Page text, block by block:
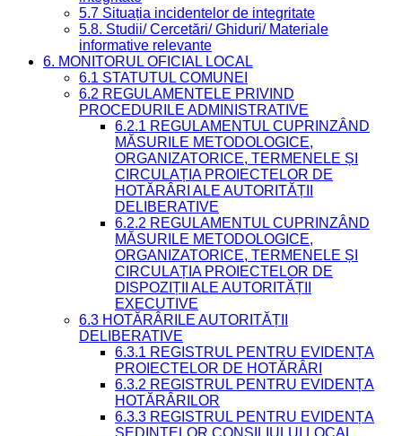
5.7 Situația incidentelor de integritate
5.8. Studii/ Cercetări/ Ghiduri/ Materiale
informative relevante
6. MONITORUL OFICIAL LOCAL
6.1 STATUTUL COMUNEI
6.2 REGULAMENTELE PRIVIND
PROCEDURILE ADMINISTRATIVE
6.2.1 REGULAMENTUL CUPRINZÂND
MĂSURILE METODOLOGICE,
ORGANIZATORICE, TERMENELE ȘI
CIRCULAȚIA PROIECTELOR DE
HOTĂRÂRI ALE AUTORITĂȚII
DELIBERATIVE
6.2.2 REGULAMENTUL CUPRINZÂND
MĂSURILE METODOLOGICE,
ORGANIZATORICE, TERMENELE ȘI
CIRCULAȚIA PROIECTELOR DE
DISPOZIȚII ALE AUTORITĂȚII
EXECUTIVE
6.3 HOTĂRÂRILE AUTORITĂȚII
DELIBERATIVE
6.3.1 REGISTRUL PENTRU EVIDENȚA
PROIECTELOR DE HOTĂRÂRI
6.3.2 REGISTRUL PENTRU EVIDENȚA
HOTĂRÂRILOR
6.3.3 REGISTRUL PENTRU EVIDENȚA
ȘEDINȚELOR CONSILIULUI LOCAL